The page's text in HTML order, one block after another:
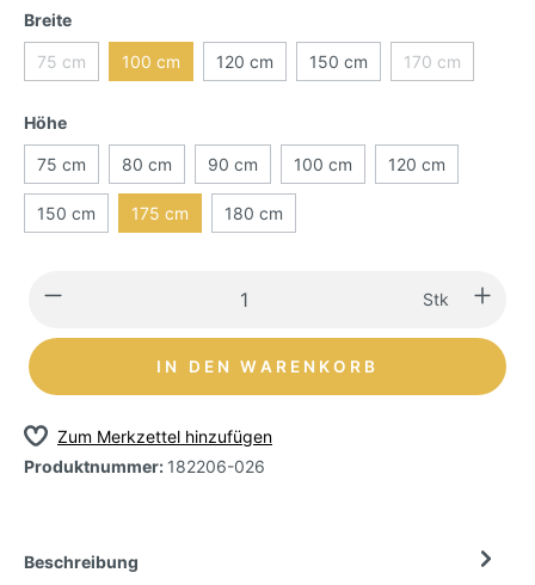
Breite
75 cm 100 cm 120 cm 150 cm 170 cm
Höhe
75 cm 80 cm 90 cm 100 cm 120 cm
150 cm 175 cm 180 cm
Stk
IN DEN WARENKORB
Zum Merkzettel hinzufügen
Produktnummer: 182206-026
Beschreibung